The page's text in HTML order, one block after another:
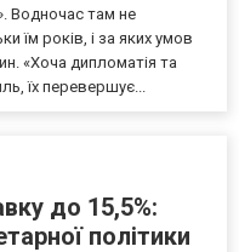
Водночас там не
їм років, і за яких умов
«Хоча дипломатія та
їх перевершує...
до 15,5%:
політики